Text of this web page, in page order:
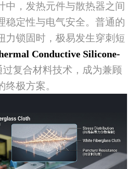
中，发热元件与散热器之间
稳定性与电气安全。普通的
力锁固时，极易发生穿刺短
Conductive Silicone-
过复合材料技术，成为兼顾
极方案。